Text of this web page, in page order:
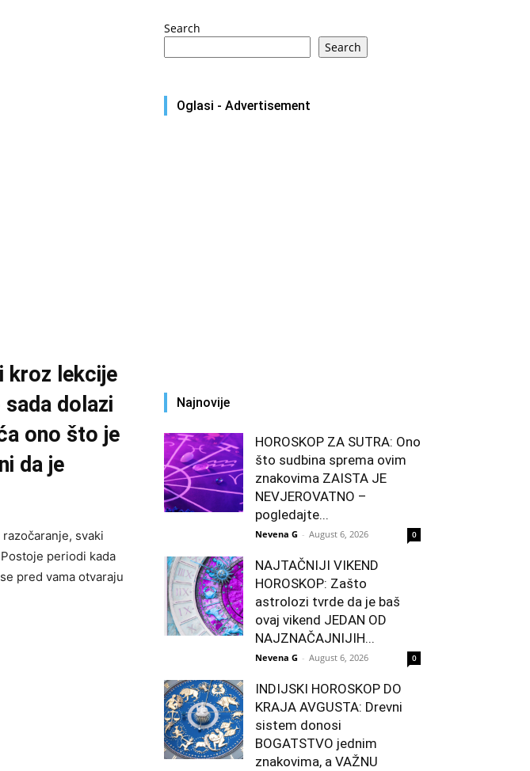
kroz lekcije
dolazi
ono što je
da je
svaki
periodi kada
pred vama otvaraju
Search
Search
Oglasi - Advertisement
Najnovije
HOROSKOP ZA SUTRA: Ono
što sudbina sprema ovim
znakovima ZAISTA JE
NEVJEROVATNO –
pogledajte...
Nevena G - August 6, 2026 0
NAJTAČNIJI VIKEND
HOROSKOP: Zašto
astrolozi tvrde da je baš
ovaj vikend JEDAN OD
NAJZNAČAJNIJIH...
Nevena G - August 6, 2026 0
INDIJSKI HOROSKOP DO
KRAJA AVGUSTA: Drevni
sistem donosi
BOGATSTVO jednim
znakovima, a VAŽNU